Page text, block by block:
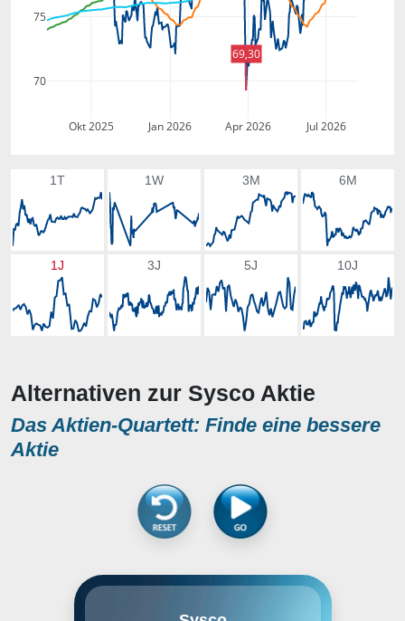
Okt 2025 Jan 2026 Apr 2026 Jul 2026
70
75
69,30
1T 1W 3M 6M
1J 3J 5J 10J
Alternativen zur Sysco Aktie
Das Aktien-Quartett: Finde eine bessere
Aktie